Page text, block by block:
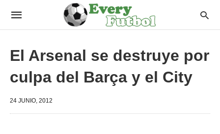
El Arsenal se destruye por
culpa del Barça y el City
24 JUNIO, 2012